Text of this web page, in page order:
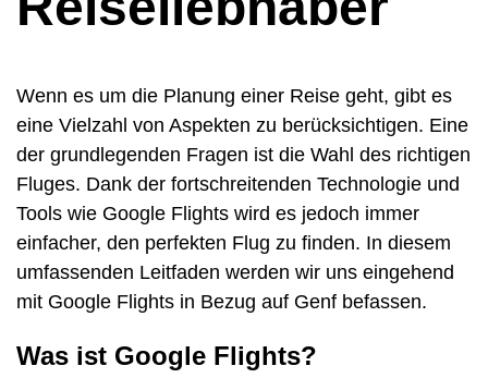
Wenn es um die Planung einer Reise geht, gibt es
eine Vielzahl von Aspekten zu berücksichtigen. Eine
der grundlegenden Fragen ist die Wahl des richtigen
Fluges. Dank der fortschreitenden Technologie und
Tools wie Google Flights wird es jedoch immer
einfacher, den perfekten Flug zu finden. In diesem
umfassenden Leitfaden werden wir uns eingehend
mit Google Flights in Bezug auf Genf befassen.
Was ist Google Flights?